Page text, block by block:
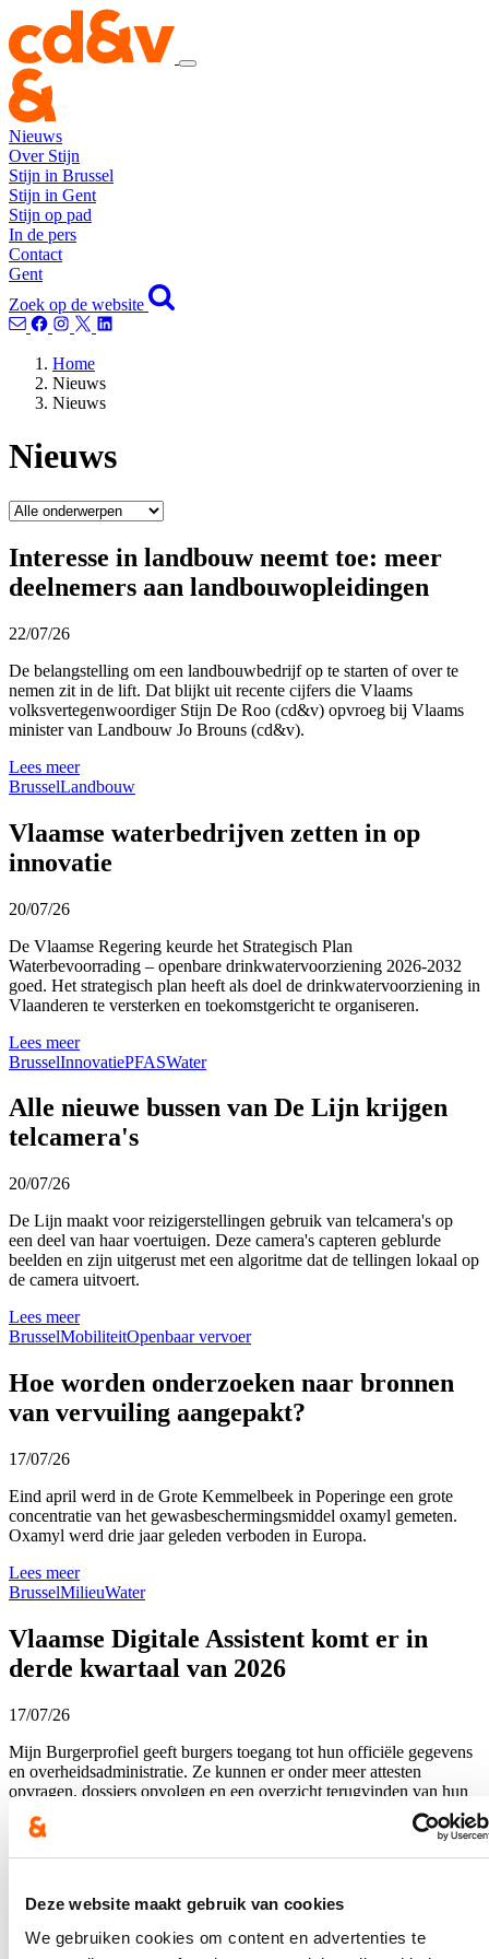
Deze website maakt gebruik van cookies
We gebruiken cookies om content en advertenties te
Nieuws
Over Stijn
Stijn in Brussel
Stijn in Gent
Stijn op pad
In de pers
Contact
Gent
Zoek op de website
Home
Nieuws
Nieuws
Nieuws
Interesse in landbouw neemt toe: meer
deelnemers aan landbouwopleidingen
22/07/26
De belangstelling om een landbouwbedrijf op te starten of over te
nemen zit in de lift. Dat blijkt uit recente cijfers die Vlaams
volksvertegenwoordiger Stijn De Roo (cd&v) opvroeg bij Vlaams
minister van Landbouw Jo Brouns (cd&v).
Lees meer
BrusselLandbouw
Vlaamse waterbedrijven zetten in op
innovatie
20/07/26
De Vlaamse Regering keurde het Strategisch Plan
Waterbevoorrading – openbare drinkwatervoorziening 2026-2032
goed. Het strategisch plan heeft als doel de drinkwatervoorziening in
Vlaanderen te versterken en toekomstgericht te organiseren.
Lees meer
BrusselInnovatiePFASWater
Alle nieuwe bussen van De Lijn krijgen
telcamera's
20/07/26
De Lijn maakt voor reizigerstellingen gebruik van telcamera's op
een deel van haar voertuigen. Deze camera's capteren geblurde
beelden en zijn uitgerust met een algoritme dat de tellingen lokaal op
de camera uitvoert.
Lees meer
BrusselMobiliteitOpenbaar vervoer
Hoe worden onderzoeken naar bronnen
van vervuiling aangepakt?
17/07/26
Eind april werd in de Grote Kemmelbeek in Poperinge een grote
concentratie van het gewasbeschermingsmiddel oxamyl gemeten.
Oxamyl werd drie jaar geleden verboden in Europa.
Lees meer
BrusselMilieuWater
Vlaamse Digitale Assistent komt er in
derde kwartaal van 2026
17/07/26
Mijn Burgerprofiel geeft burgers toegang tot hun officiële gegevens
en overheidsadministratie. Ze kunnen er onder meer attesten
opvragen, dossiers opvolgen en een overzicht terugvinden van hun
Hoe ziet de Wiedauwkaaibrug van de
toekomst eruit?